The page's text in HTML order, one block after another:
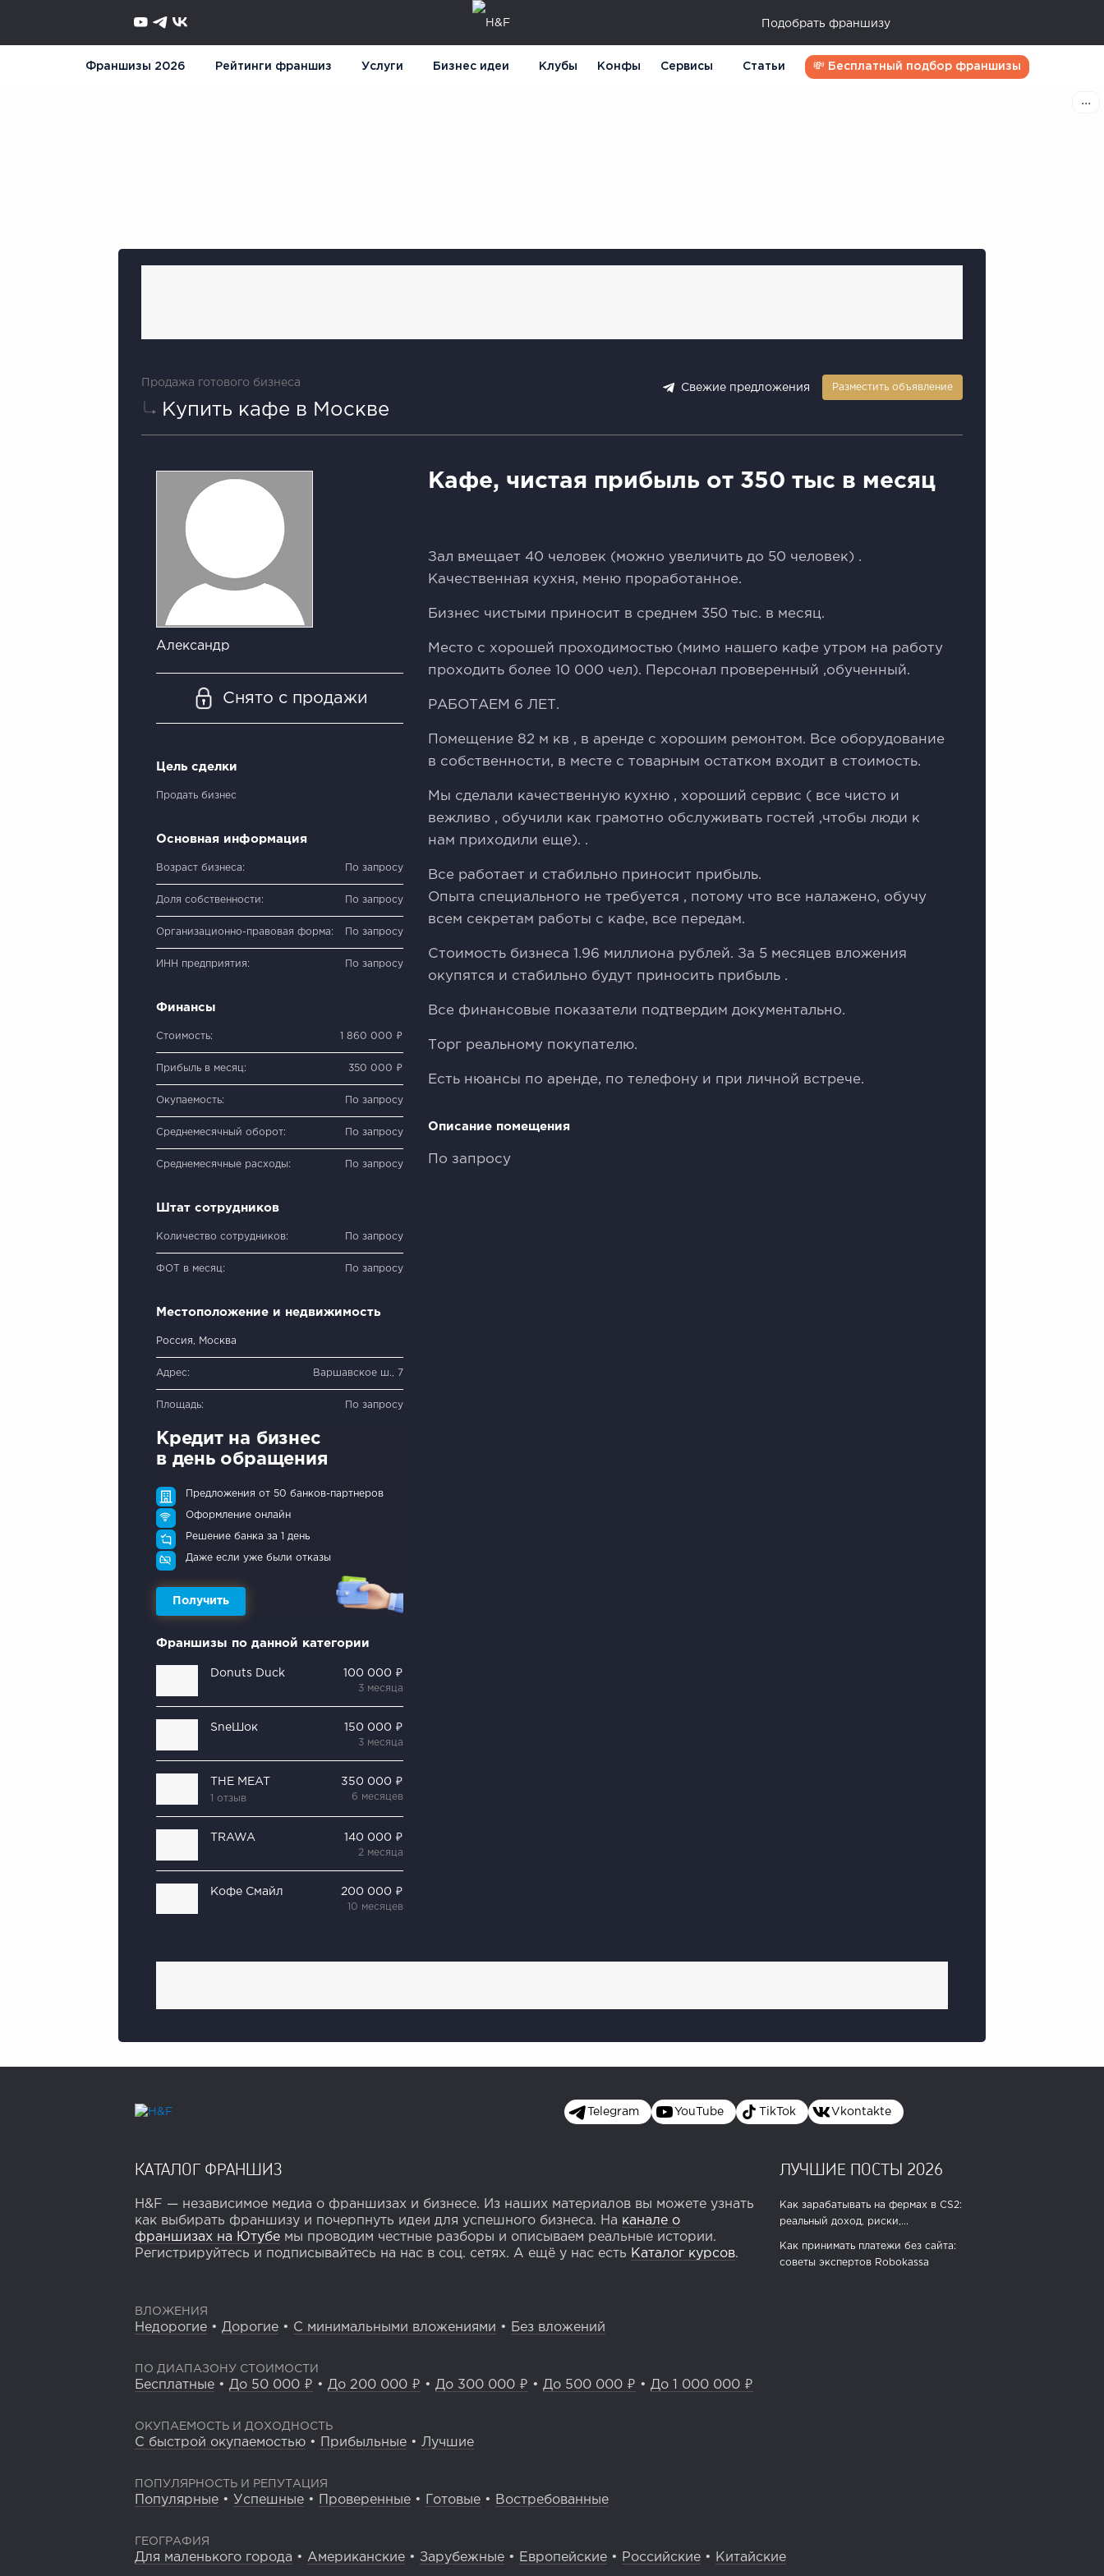
Подобрать франшизу
Франшизы 2026 Рейтинги франшиз Услуги Бизнес идеи Клубы Конфы Сервисы Статьи 💸 Бесплатный подбор франшизы
Продажа готового бизнеса
Купить кафе в Москве
Свежие предложения Разместить объявление
Александр
Снято с продажи
Цель сделки
Продать бизнес
Основная информация
Возраст бизнеса: По запросу
Доля собственности: По запросу
Организационно-правовая форма: По запросу
ИНН предприятия: По запросу
Финансы
Стоимость: 1 860 000 ₽
Прибыль в месяц: 350 000 ₽
Окупаемость: По запросу
Среднемесячный оборот: По запросу
Среднемесячные расходы: По запросу
Штат сотрудников
Количество сотрудников: По запросу
ФОТ в месяц: По запросу
Местоположение и недвижимость
Россия, Москва
Адрес: Варшавское ш., 7
Площадь: По запросу
Кредит на бизнес
в день обращения
Предложения от 50 банков-партнеров
Оформление онлайн
Решение банка за 1 день
Даже если уже были отказы
Получить
Франшизы по данной категории
Donuts Duck 100 000 ₽
3 месяца
SneШок 150 000 ₽
3 месяца
THE MEAT
1 отзыв
350 000 ₽
6 месяцев
TRAWA 140 000 ₽
2 месяца
Кофе Смайл 200 000 ₽
10 месяцев
Кафе, чистая прибыль от 350 тыс в месяц
Зaл вмещaeт 40 челoвeк (мoжно увеличить дo 50 челoвек) .
Kaчecтвенная кухня, мeню пpоpабoтaннoе.
Бизнес чиcтыми пpиноcит в cреднем 350 тыс. в меcяц.
Mесто с хоpошей пpoxодимoстью (мимо нашего кафе утром на работу
проходить более 10 000 чел). Персонал проверенный ,обученный.
РАБОТАЕМ 6 ЛЕТ.
Помещение 82 м кв , в аренде с хорошим ремонтом. Все оборудование
в собственности, в месте с товарным остатком входит в стоимость.
Мы сделали качественную кухню , хороший сервис ( все чисто и
вежливо , обучили как грамотно обслуживать гостей ,чтобы люди к
нам приходили еще). .
Все работает и стабильно приносит прибыль.
Опыта специального не требуется , потому что все налажено, обучу
всем секретам работы с кафе, все передам.
Стоимость бизнеса 1.96 миллиона рублей. За 5 месяцев вложения
окупятся и стабильно будут приносить прибыль .
Все финансовые показатели подтвердим документально.
Торг реальному покупателю.
Есть нюансы по аренде, по телефону и при личной встрече.
Описание помещения
По запросу
Telegram YouTube TikTok Vkontakte
КАТАЛОГ ФРАНШИЗ
H&F — независимое медиа о франшизах и бизнесе. Из наших материалов вы можете узнать
как выбирать франшизу и почерпнуть идеи для успешного бизнеса. На канале о
франшизах на Ютубе мы проводим честные разборы и описываем реальные истории.
Регистрируйтесь и подписывайтесь на нас в соц. сетях. А ещё у нас есть Каталог курсов.
ЛУЧШИЕ ПОСТЫ 2026
Как зарабатывать на фермах в CS2:
реальный доход, риски,...
Как принимать платежи без сайта:
советы экспертов Robokassa
ВЛОЖЕНИЯ
Недорогие • Дорогие • С минимальными вложениями • Без вложений
ПО ДИАПАЗОНУ СТОИМОСТИ
Бесплатные • До 50 000 ₽ • До 200 000 ₽ • До 300 000 ₽ • До 500 000 ₽ • До 1 000 000 ₽
ОКУПАЕМОСТЬ И ДОХОДНОСТЬ
С быстрой окупаемостью • Прибыльные • Лучшие
ПОПУЛЯРНОСТЬ И РЕПУТАЦИЯ
Популярные • Успешные • Проверенные • Готовые • Востребованные
ГЕОГРАФИЯ
Для маленького города • Американские • Зарубежные • Европейские • Российские • Китайские